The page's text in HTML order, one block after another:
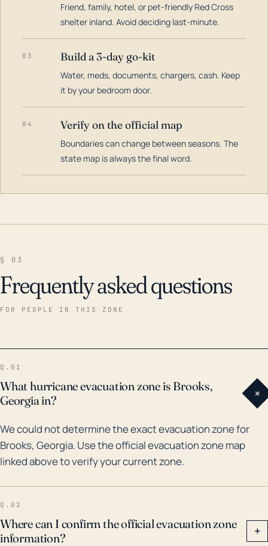
Friend, family, hotel, or pet-friendly Red Cross
shelter inland. Avoid deciding last-minute.
03 Build a 3-day go-kit
Water, meds, documents, chargers, cash. Keep
it by your bedroom door.
04 Verify on the official map
Boundaries can change between seasons. The
state map is always the final word.
§ 03
Frequently asked questions
FOR PEOPLE IN THIS ZONE
Q.01
What hurricane evacuation zone is Brooks,
Georgia in?
+
We could not determine the exact evacuation zone for
Brooks, Georgia. Use the official evacuation zone map
linked above to verify your current zone.
Q.02
Where can I confirm the official evacuation zone
information?
+